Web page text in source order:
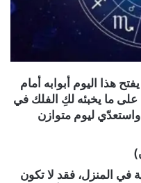
هذا اليوم أبوابه أمام
ما يخبئه لكِ الفلك في
ليوم متوازن
في المنزل، فقد لا تكون